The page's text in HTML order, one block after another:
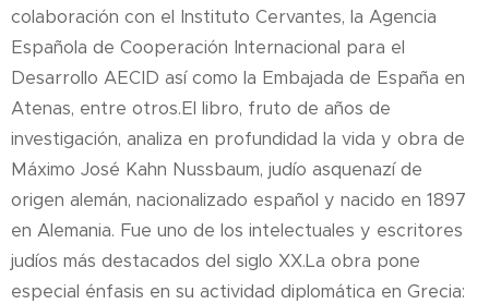
colaboración con el Instituto Cervantes, la Agencia
Española de Cooperación Internacional para el
Desarrollo AECID así como la Embajada de España en
Atenas, entre otros.El libro, fruto de años de
investigación, analiza en profundidad la vida y obra de
Máximo José Kahn Nussbaum, judío asquenazí de
origen alemán, nacionalizado español y nacido en 1897
en Alemania. Fue uno de los intelectuales y escritores
judíos más destacados del siglo XX.La obra pone
especial énfasis en su actividad diplomática en Grecia: